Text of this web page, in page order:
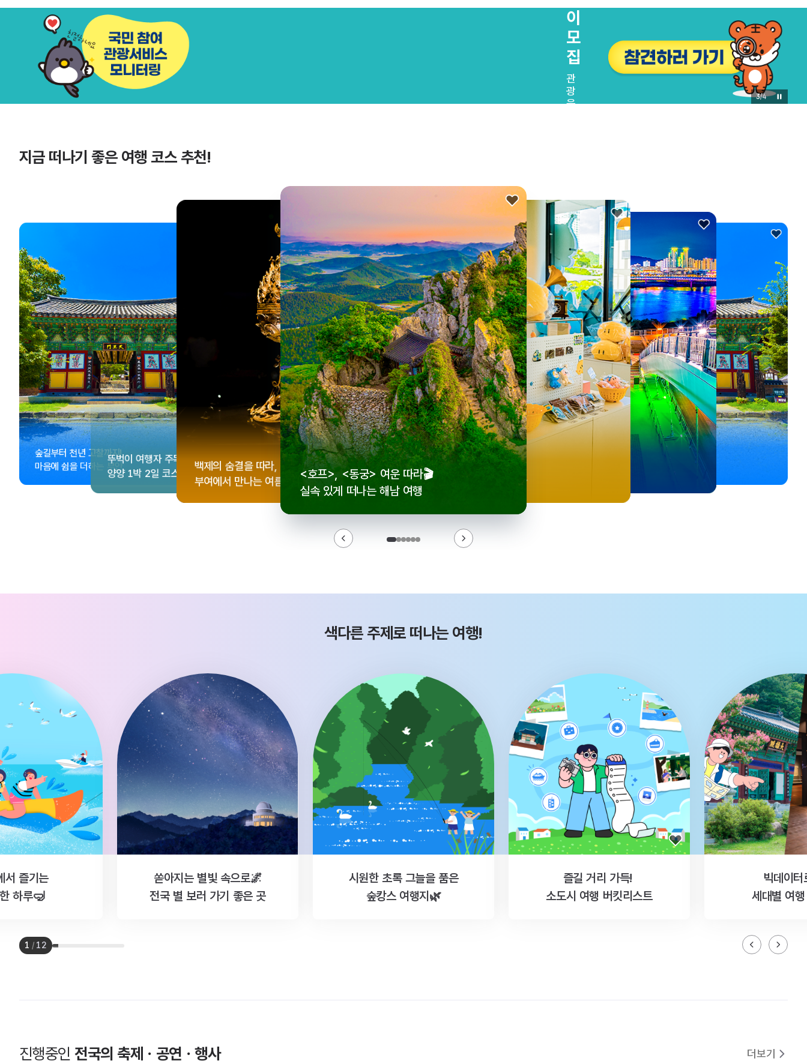
이
모
집
관
광
을
마
디
3/4
지금 떠나기 좋은 여행 코스 추천!
<동궁> 여운 따라🎬
떠나는 해남 여행
수집!
기념품숍 3곳⭐
더 재미있어지는숲길부터 천년 고찰까지!
마음에 쉼을 더하는 부안
뚜벅이 여행자 주목🚶
양양 1박 2일 코스
백제의 숨결을 따라,
부여에서 만나는 여름
<호프>, <동궁> 여운 따라🎬
실속 있게 떠나는 해남 여행
로컬 감성 수집!
전국 로컬 기념품숍 3곳⭐
우리말이 더 재미있어지는숲길부터 천년 고찰까지!뚜벅이 여행자 주목🚶
양양 1박 2일 코스
백제의 숨결을 따라,
부여에서 만나는 여름
<호프>, <동궁> 여운 따라🎬
실속 있게 떠나는 해남 여행
로컬 감성 수집!
전국 로컬 기념품숍 3곳⭐
우리말이 더 재미있어지는
세종 한글 여행
숲길부터 천년 고찰까지!
마음에 쉼을 더하는 부안
뚜벅이 여행자 주목🚶
양양 1박 2일 코스
백제의 숨결을 따라,
부여에서 만나는 여름
색다른 주제로 떠나는 여행!
서 즐기는
하루🤿
쏟아지는 별빛 속으로🌌
전국 별 보러 가기 좋은 곳
시원한 초록 그늘을 품은
숲캉스 여행지🌿
즐길 거리 가득!
소도시 여행 버킷리스트
빅데이터
세대별 여
1 / 12
진행중인전국의 축제ㆍ공연ㆍ행사 더보기